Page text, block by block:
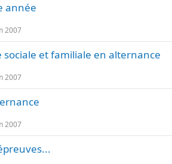
année
2007
sociale et familiale en alternance
2007
2007